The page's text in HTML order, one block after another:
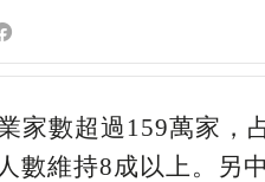
家數超過159萬家，
數維持8成以上。另